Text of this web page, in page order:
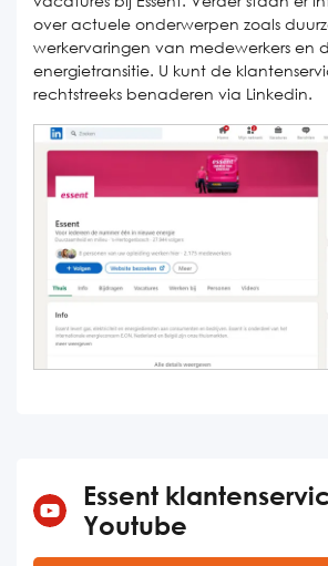
over actuele onderwerpen zoals
werkervaringen van medewerkers en
energietransitie. U kunt de
rechtstreeks benaderen via Linkedin.
Essent
Youtube